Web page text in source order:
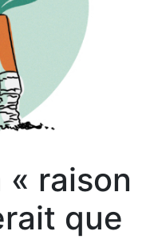
raison
que